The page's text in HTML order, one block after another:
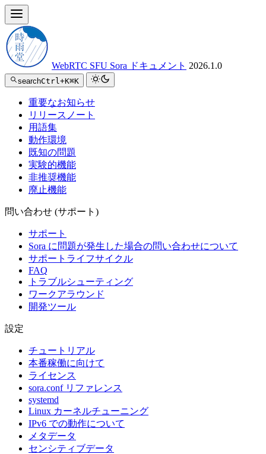
WebRTC SFU Sora ドキュメント 2026.1.0
searchCtrl+K⌘K
重要なお知らせ
リリースノート
用語集
動作環境
既知の問題
実験的機能
非推奨機能
廃止機能
問い合わせ (サポート)
サポート
Sora に問題が発生した場合の問い合わせについて
サポートライフサイクル
FAQ
トラブルシューティング
ワークアラウンド
開発ツール
設定
チュートリアル
本番稼働に向けて
ライセンス
sora.conf リファレンス
systemd
Linux カーネルチューニング
IPv6 での動作について
メタデータ
センシティブデータ